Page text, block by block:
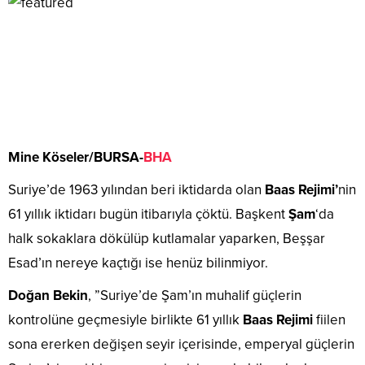
Mine Köseler/BURSA-BHA
Suriye’de 1963 yılından beri iktidarda olan Baas Rejimi’nin
61 yıllık iktidarı bugün itibarıyla çöktü. BaşkentŞam‘da
halk sokaklara dökülüp kutlamalar yaparken, Beşşar
Esad’ın nereye kaçtığı ise henüz bilinmiyor.
Doğan Bekin, ”Suriye’de Şam’ın muhalif güçlerin
kontrolüne geçmesiyle birlikte 61 yıllık Baas Rejimifiilen
sona ererken değişen seyir içerisinde, emperyal güçlerin